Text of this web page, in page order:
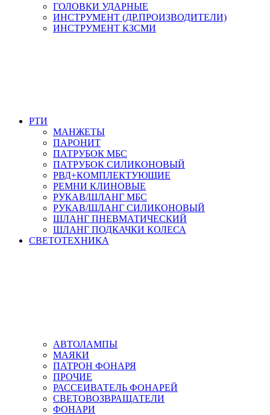
ГОЛОВКИ УДАРНЫЕ
ИНСТРУМЕНТ (ДР.ПРОИЗВОДИТЕЛИ)
ИНСТРУМЕНТ КЗСМИ
РТИ
МАНЖЕТЫ
ПАРОНИТ
ПАТРУБОК МБС
ПАТРУБОК СИЛИКОНОВЫЙ
РВД+КОМПЛЕКТУЮЩИЕ
РЕМНИ КЛИНОВЫЕ
РУКАВ/ШЛАНГ МБС
РУКАВ/ШЛАНГ СИЛИКОНОВЫЙ
ШЛАНГ ПНЕВМАТИЧЕСКИЙ
ШЛАНГ ПОДКАЧКИ КОЛЕСА
СВЕТОТЕХНИКА
АВТОЛАМПЫ
МАЯКИ
ПАТРОН ФОНАРЯ
ПРОЧИЕ
РАССЕИВАТЕЛЬ ФОНАРЕЙ
СВЕТОВОЗВРАЩАТЕЛИ
ФОНАРИ